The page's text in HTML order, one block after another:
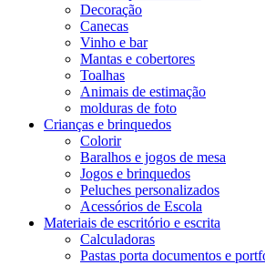
Decoração
Canecas
Vinho e bar
Mantas e cobertores
Toalhas
Animais de estimação
molduras de foto
Crianças e brinquedos
Colorir
Baralhos e jogos de mesa
Jogos e brinquedos
Peluches personalizados
Acessórios de Escola
Materiais de escritório e escrita
Calculadoras
Pastas porta documentos e